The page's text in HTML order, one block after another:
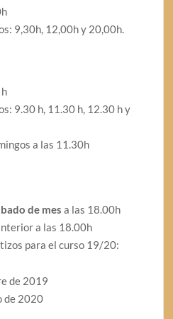
9,30h, 12,00h y 20,00h.
9.30 h, 11.30 h, 12.30 h y
a las 11.30h
de mes a las 18.00h
a las 18.00h
para el curso 19/20:
de 2019
2020